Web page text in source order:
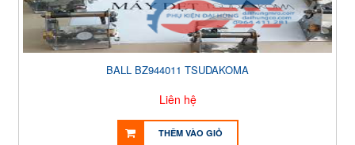
BALL BZ944011 TSUDAKOMA
Liên hệ
THÊM VÀO GIỎ